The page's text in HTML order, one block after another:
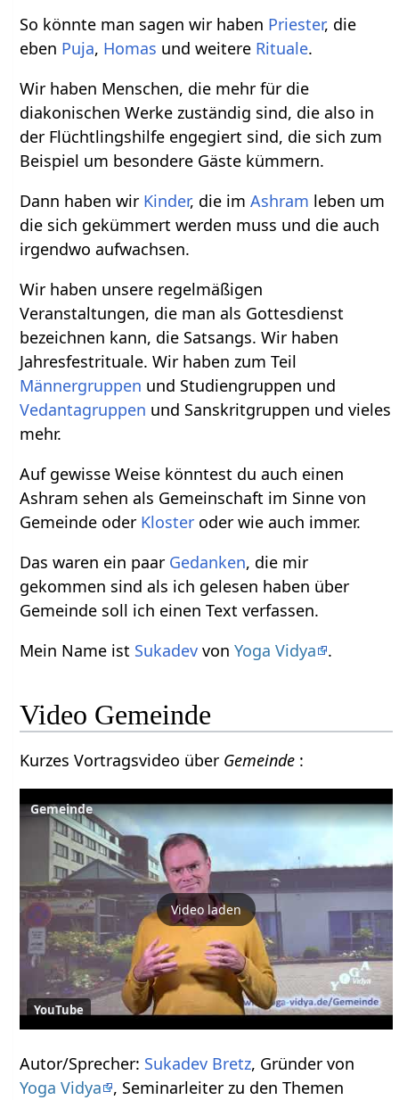
So könnte man sagen wir haben Priester, die
eben Puja, Homas und weitere Rituale.
Wir haben Menschen, die mehr für die
diakonischen Werke zuständig sind, die also in
der Flüchtlingshilfe engegiert sind, die sich zum
Beispiel um besondere Gäste kümmern.
Dann haben wir Kinder, die imAshram leben um
die sich gekümmert werden muss und die auch
irgendwo aufwachsen.
Wir haben unsere regelmäßigen
Veranstaltungen, die man als Gottesdienst
bezeichnen kann, die Satsangs. Wir haben
Jahresfestrituale. Wir haben zum Teil
Männergruppen und Studiengruppen und
Vedantagruppen und Sanskritgruppen und vieles
mehr.
Auf gewisse Weise könntest du auch einen
Ashram sehen als Gemeinschaft im Sinne von
Gemeinde oder Kloster oder wie auch immer.
Das waren ein paar Gedanken, die mir
gekommen sind als ich gelesen haben über
Gemeinde soll ich einen Text verfassen.
Mein Name ist Sukadev vonYoga Vidya .
Video Gemeinde
Kurzes Vortragsvideo über Gemeinde :
Gemeinde
Video laden
YouTube
Autor/Sprecher: Sukadev Bretz, Gründer von
Yoga Vidya
, Seminarleiter zu den Themen